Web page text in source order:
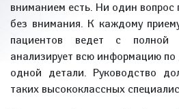
вниманием есть. Ни один вопрос
без внимания. К каждому
пациентов ведет с полной
анализирует всю информацию по
одной детали. Руководство
таких высококлассных